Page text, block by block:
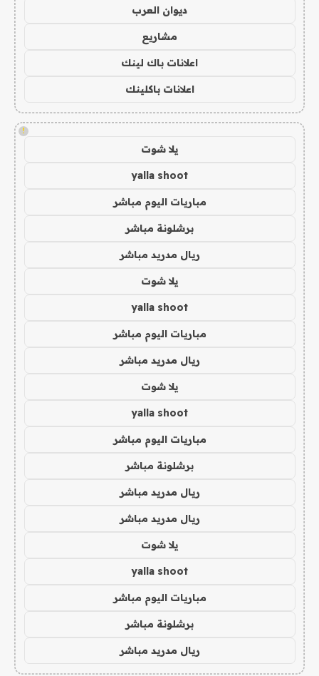
ديوان العرب
مشاريع
اعلانات باك لينك
اعلانات باكلينك
!
يلا شوت
yalla shoot
مباريات اليوم مباشر
برشلونة مباشر
ريال مدريد مباشر
يلا شوت
yalla shoot
مباريات اليوم مباشر
ريال مدريد مباشر
يلا شوت
yalla shoot
مباريات اليوم مباشر
برشلونة مباشر
ريال مدريد مباشر
ريال مدريد مباشر
يلا شوت
yalla shoot
مباريات اليوم مباشر
برشلونة مباشر
ريال مدريد مباشر